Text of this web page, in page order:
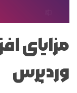
س
مزایای
وردپرس